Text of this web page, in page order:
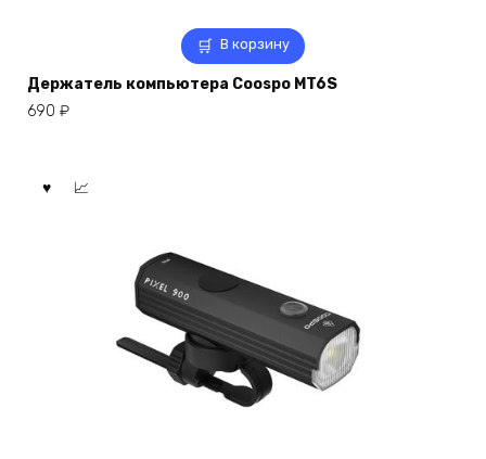
В корзину
Держатель компьютера Coospo MT6S
690 ₽